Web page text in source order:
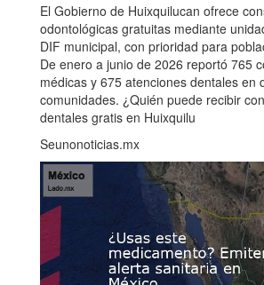
El Gobierno de Huixquilucan ofrece
odontológicas gratuitas mediante
DIF municipal, con prioridad para
De enero a junio de 2026 reportó 765
médicas y 675 atenciones dentales en
comunidades. ¿Quién puede recibir
dentales gratis en Huixquilu
Seunonoticias.mx